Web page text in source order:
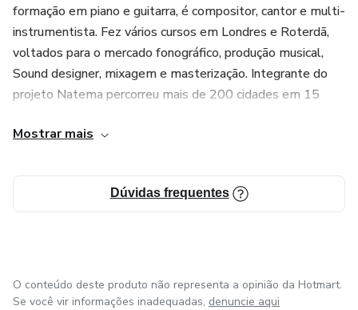
formação em piano e guitarra, é compositor, cantor e multi-
instrumentista. Fez vários cursos em Londres e Roterdã,
voltados para o mercado fonográfico, produção musical,
Sound designer, mixagem e masterização. Integrante do
projeto Natema percorreu mais de 200 cidades em 15
projeto de live act em 2015, tendo sido referência no
Mostrar mais
Dúvidas frequentes
O conteúdo deste produto não representa a opinião da Hotmart.
Se você vir informações inadequadas, denuncie aqui